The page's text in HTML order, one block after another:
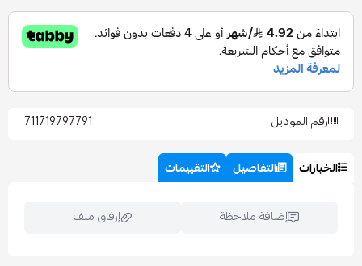
التفاصيل التقييمات
إضافة ملاحظة